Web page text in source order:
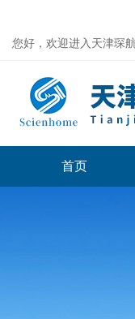
您好，欢迎进入天津琛
首页